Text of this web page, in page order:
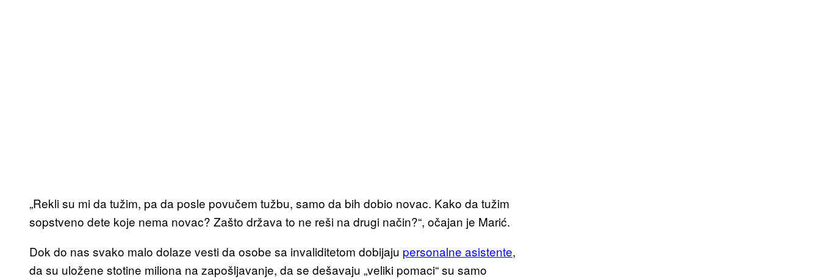
„Rekli su mi da tužim, pa da posle povučem tužbu, samo da bih dobio novac. Kako da tužim
sopstveno dete koje nema novac? Zašto država to ne reši na drugi način?“, očajan je Marić.
Dok do nas svako malo dolaze vesti da osobe sa invaliditetom dobijaju personalne asistente,
da su uložene stotine miliona na zapošljavanje, da se dešavaju „veliki pomaci“ su samo